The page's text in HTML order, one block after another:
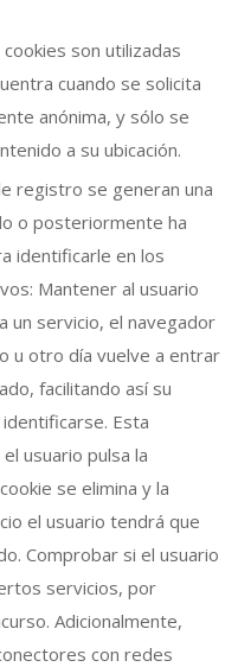
son utilizadas
cuando se solicita
anónima, y sólo se
a su ubicación.
registro se generan una
o posteriormente ha
identificarle en los
Mantener al usuario
un servicio, el navegador
u otro día vuelve a entrar
facilitando así su
Esta
usuario pulsa la
se elimina y la
el usuario tendrá que
Comprobar si el usuario
servicios, por
Adicionalmente,
con redes